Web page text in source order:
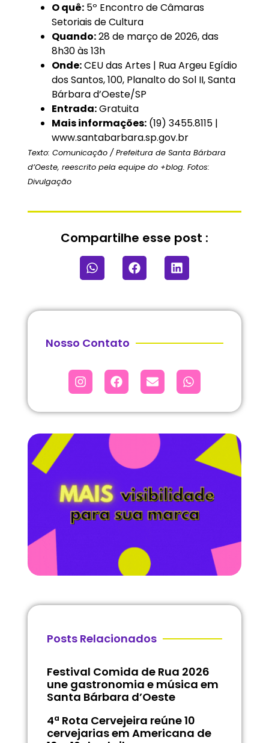
O quê:5º Encontro de Câmaras
Setoriais de Cultura
Quando:28 de março de 2026, das
8h30 às 13h
Onde:CEU das Artes | Rua Argeu Egídio
dos Santos, 100, Planalto do Sol II, Santa
Bárbara d’Oeste/SP
Entrada:Gratuita
Mais informações:(19) 3455.8115 |
www.santabarbara.sp.gov.br
Texto: Comunicação / Prefeitura de Santa Bárbara
d’Oeste, reescrito pela equipe do +blog. Fotos:
Divulgação
Compartilhe esse post :
Nosso Contato
Posts Relacionados
Festival Comida de Rua 2026
une gastronomia e música em
Santa Bárbara d’Oeste
4ª Rota Cervejeira reúne 10
cervejarias em Americana de